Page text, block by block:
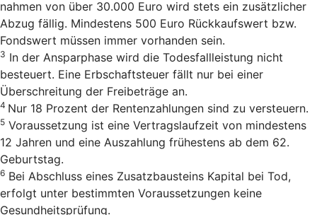
nah­men von über 30.000 Euro wird stets ein zu­sätz­li­cher
Ab­zug fäl­lig. Min­des­tens 500 Euro Rück­kaufs­wert bzw.
Fonds­wert müs­sen immer vor­han­den sein.
3 In der Ansparphase wird die Todesfallleistung nicht
besteuert. Eine Erbschaftsteuer fällt nur bei einer
Überschreitung der Freibeträge an.
4 Nur 18 Pro­zent der Ren­ten­zah­lun­gen sind zu versteu­ern.
5 Voraussetzung ist eine Vertrags­laufzeit von mindestens
12 Jahren und eine Auszahlung frühestens ab dem 62.
Geburtstag.
6 Bei Abschluss eines Zusatzbausteins Kapital bei Tod,
erfolgt unter bestimmten Voraussetzungen keine
Gesundheitsprüfung.